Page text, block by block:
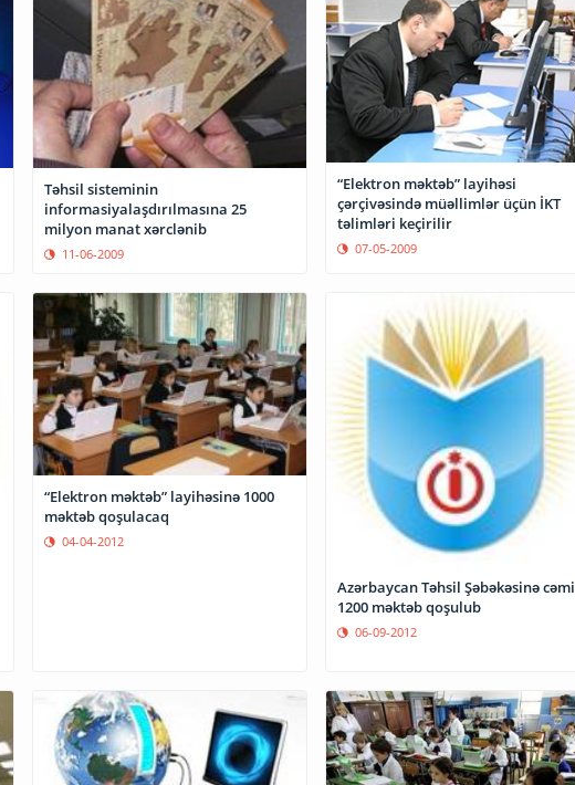
Təhsil sisteminin
informasiyalaşdırılmasına 25
milyon manat xərclənib
11-06-2009
“Elektron məktəb” layihəsi
çərçivəsində müəllimlər üçün İKT
təlimləri keçirilir
07-05-2009
“Elektron məktəb” layihəsinə 1000
məktəb qoşulacaq
04-04-2012
Azərbaycan Təhsil Şəbəkəsinə cəmi
1200 məktəb qoşulub
06-09-2012